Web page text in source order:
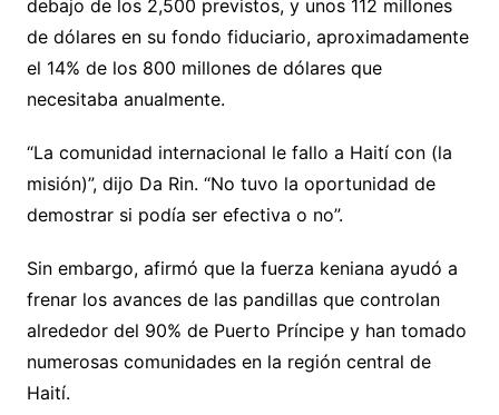
debajo de los 2,500 previstos, y unos 112 millones
de dólares en su fondo fiduciario, aproximadamente
el 14% de los 800 millones de dólares que
necesitaba anualmente.
“La comunidad internacional le fallo a Haití con (la
misión)”, dijo Da Rin. “No tuvo la oportunidad de
demostrar si podía ser efectiva o no”.
Sin embargo, afirmó que la fuerza keniana ayudó a
frenar los avances de las pandillas que controlan
alrededor del 90% de Puerto Príncipe y han tomado
numerosas comunidades en la región central de
Haití.